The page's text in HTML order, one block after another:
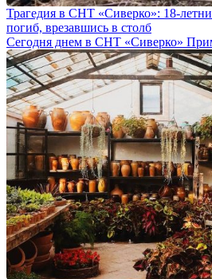
Трагедия в СНТ «Сиверко»: 18-
погиб, врезавшись в столб
Сегодня днем в СНТ «Сиверко»